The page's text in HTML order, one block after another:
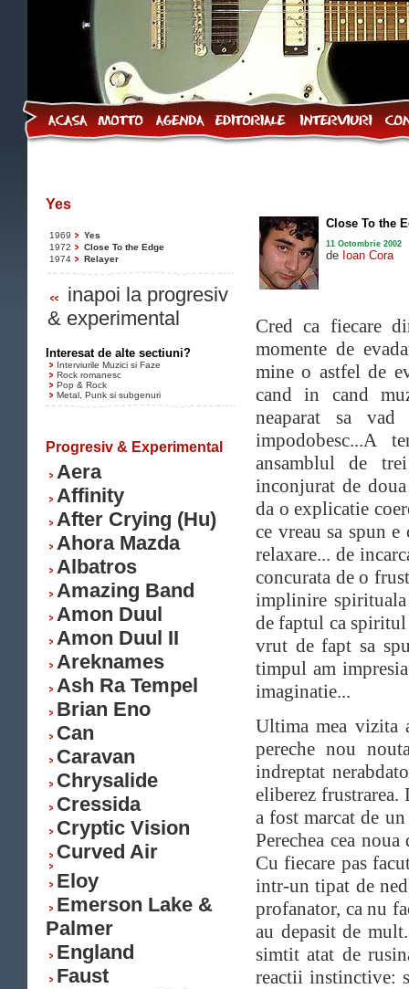
Yes
1969
Yes
1972
Close To the Edge
1974
Relayer
inapoi la progresiv
& experimental
Interesat de alte sectiuni?
Interviurile Muzici si Faze
Rock romanesc
Pop & Rock
Metal, Punk si subgenuri
Progresiv & Experimental
Aera
Affinity
After Crying (Hu)
Ahora Mazda
Albatros
Amazing Band
Amon Duul
Amon Duul II
Areknames
Ash Ra Tempel
Brian Eno
Can
Caravan
Chrysalide
Cressida
Cryptic Vision
Curved Air
Eloy
Emerson Lake &
Palmer
England
Faust
Close To the
11 Octombrie 2002
de Ioan Cora
Cred ca fiecare
momente de
mine o astfel de
cand in cand
neaparat sa
impodobesc...A
ansamblul de
inconjurat de
da o explicatie
ce vreau sa spun
relaxare... de
concurata de o
implinire spirituala
de faptul ca spiritul
vrut de fapt sa
timpul am
imaginatie...
Ultima mea vizita
pereche nou
indreptat
eliberez
a fost marcat de
Perechea cea
Cu fiecare pas
intr-un tipat de
profanator, ca nu
au depasit de
simtit atat de
reactii instinctive: